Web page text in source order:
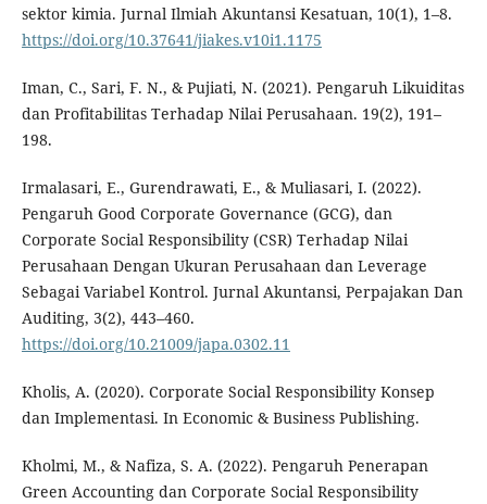
sektor kimia. Jurnal Ilmiah Akuntansi Kesatuan, 10(1), 1–8.
https://doi.org/10.37641/jiakes.v10i1.1175
Iman, C., Sari, F. N., & Pujiati, N. (2021). Pengaruh Likuiditas
dan Profitabilitas Terhadap Nilai Perusahaan. 19(2), 191–
198.
Irmalasari, E., Gurendrawati, E., & Muliasari, I. (2022).
Pengaruh Good Corporate Governance (GCG), dan
Corporate Social Responsibility (CSR) Terhadap Nilai
Perusahaan Dengan Ukuran Perusahaan dan Leverage
Sebagai Variabel Kontrol. Jurnal Akuntansi, Perpajakan Dan
Auditing, 3(2), 443–460.
https://doi.org/10.21009/japa.0302.11
Kholis, A. (2020). Corporate Social Responsibility Konsep
dan Implementasi. In Economic & Business Publishing.
Kholmi, M., & Nafiza, S. A. (2022). Pengaruh Penerapan
Green Accounting dan Corporate Social Responsibility